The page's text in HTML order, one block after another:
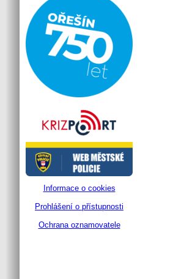
Informace o cookies
Prohlášení o přístupnosti
Ochrana oznamovatele